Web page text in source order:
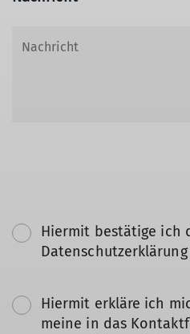
Hiermit bestätige ich
Hiermit erkläre ich
meine in das